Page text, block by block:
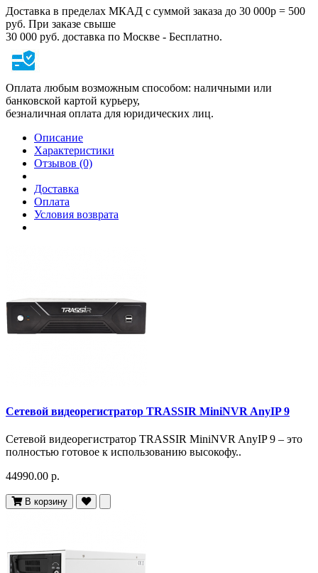
Доставка в пределах МКАД с суммой заказа до 30 000р = 500
руб. При заказе свыше
30 000 руб. доставка по Москве - Бесплатно.
Оплата любым возможным способом: наличными или
банковской картой курьеру,
безналичная оплата для юридических лиц.
Описание
Характеристики
Отзывов (0)
Доставка
Оплата
Условия возврата
Сетевой видеорегистратор TRASSIR MiniNVR AnyIP 9
Сетевой видеорегистратор TRASSIR MiniNVR AnyIP 9 – это
полностью готовое к использованию высокофу..
44990.00 р.
В корзину